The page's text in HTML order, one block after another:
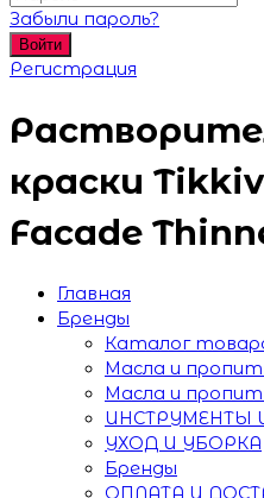
Забыли пароль?
Войти
Регистрация
краски
Facade
Главная
Бренды
Каталог
Масла и
Масла и
ИНСТРУМЕНТЫ
УХОД И УБОРКА
Бренды
ОПЛАТА И